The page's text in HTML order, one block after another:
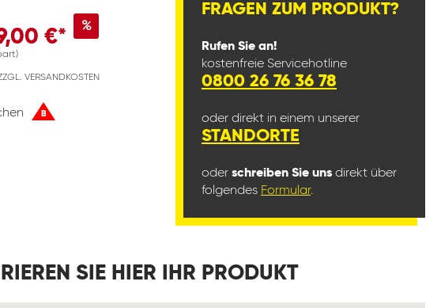
€* %
VERSANDKOSTEN
B
FRAGEN ZUM PRODUKT?
Rufen Sie an!
kostenfreie Servicehotline
0800 26 76 36 78
oder direkt in einem unserer
STANDORTE
oder schreiben Sie uns direkt über
folgendes Formular.
SIE HIER IHR PRODUKT